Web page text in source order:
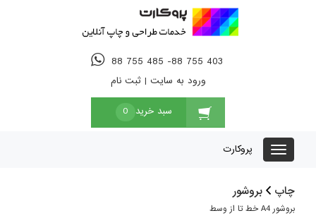
88 755 485 -88 755 403
ورود به سایت |ثبت نام
سبد خرید 0
پروکارت
چاپ بروشور
بروشور A4 خط تا از وسط